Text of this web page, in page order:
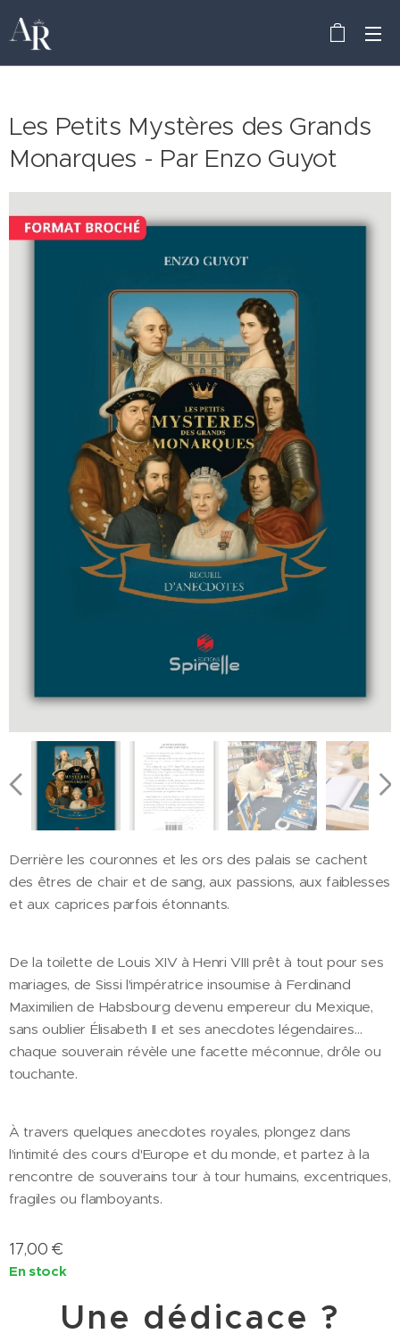
Les Petits Mystères des Grands
Monarques - Par Enzo Guyot
Derrière les couronnes et les ors des palais se cachent
des êtres de chair et de sang, aux passions, aux faiblesses
et aux caprices parfois étonnants.
De la toilette de Louis XIV à Henri VIII prêt à tout pour ses
mariages, de Sissi l'impératrice insoumise à Ferdinand
Maximilien de Habsbourg devenu empereur du Mexique,
sans oublier Élisabeth II et ses anecdotes légendaires…
chaque souverain révèle une facette méconnue, drôle ou
touchante.
À travers quelques anecdotes royales, plongez dans
l'intimité des cours d'Europe et du monde, et partez à la
rencontre de souverains tour à tour humains, excentriques,
fragiles ou flamboyants.
17,00 €
En stock
Une dédicace ?